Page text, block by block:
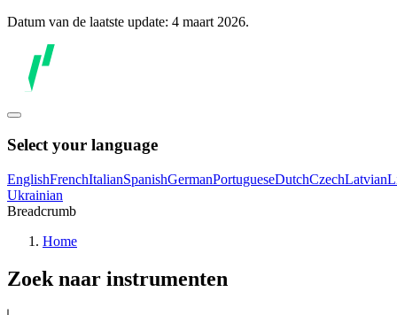
Datum van de laatste update: 4 maart 2026.
Select your language
EnglishFrenchItalianSpanishGermanPortugueseDutchCzechLatvian
Ukrainian
Breadcrumb
Home
Zoek naar instrumenten